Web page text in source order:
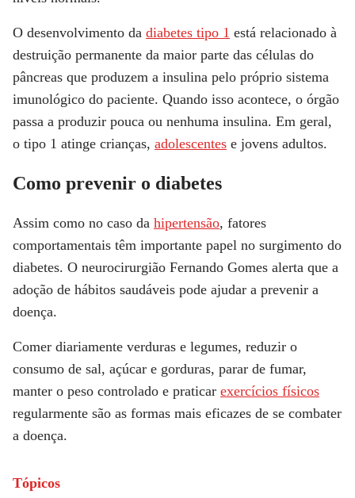
O desenvolvimento da diabetes tipo 1 está relacionado à
destruição permanente da maior parte das células do
pâncreas que produzem a insulina pelo próprio sistema
imunológico do paciente. Quando isso acontece, o órgão
passa a produzir pouca ou nenhuma insulina. Em geral,
o tipo 1 atinge crianças, adolescentes e jovens adultos.
Como prevenir o diabetes
Assim como no caso da hipertensão, fatores
comportamentais têm importante papel no surgimento do
diabetes. O neurocirurgião Fernando Gomes alerta que a
adoção de hábitos saudáveis pode ajudar a prevenir a
doença.
Comer diariamente verduras e legumes, reduzir o
consumo de sal, açúcar e gorduras, parar de fumar,
manter o peso controlado e praticar exercícios físicos
regularmente são as formas mais eficazes de se combater
a doença.
Tópicos